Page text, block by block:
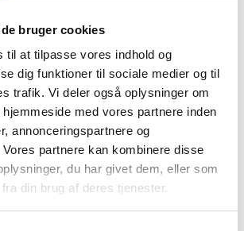
bruger cookies
til at tilpasse vores indhold og
dig funktioner til sociale medier og til
trafik. Vi deler også oplysninger om
med vores partnere inden
annonceringspartnere og
partnere kan kombinere disse
du har givet dem, eller som
din brug af deres tjenester.
og udviklet af professionelle
cm)
8 dage